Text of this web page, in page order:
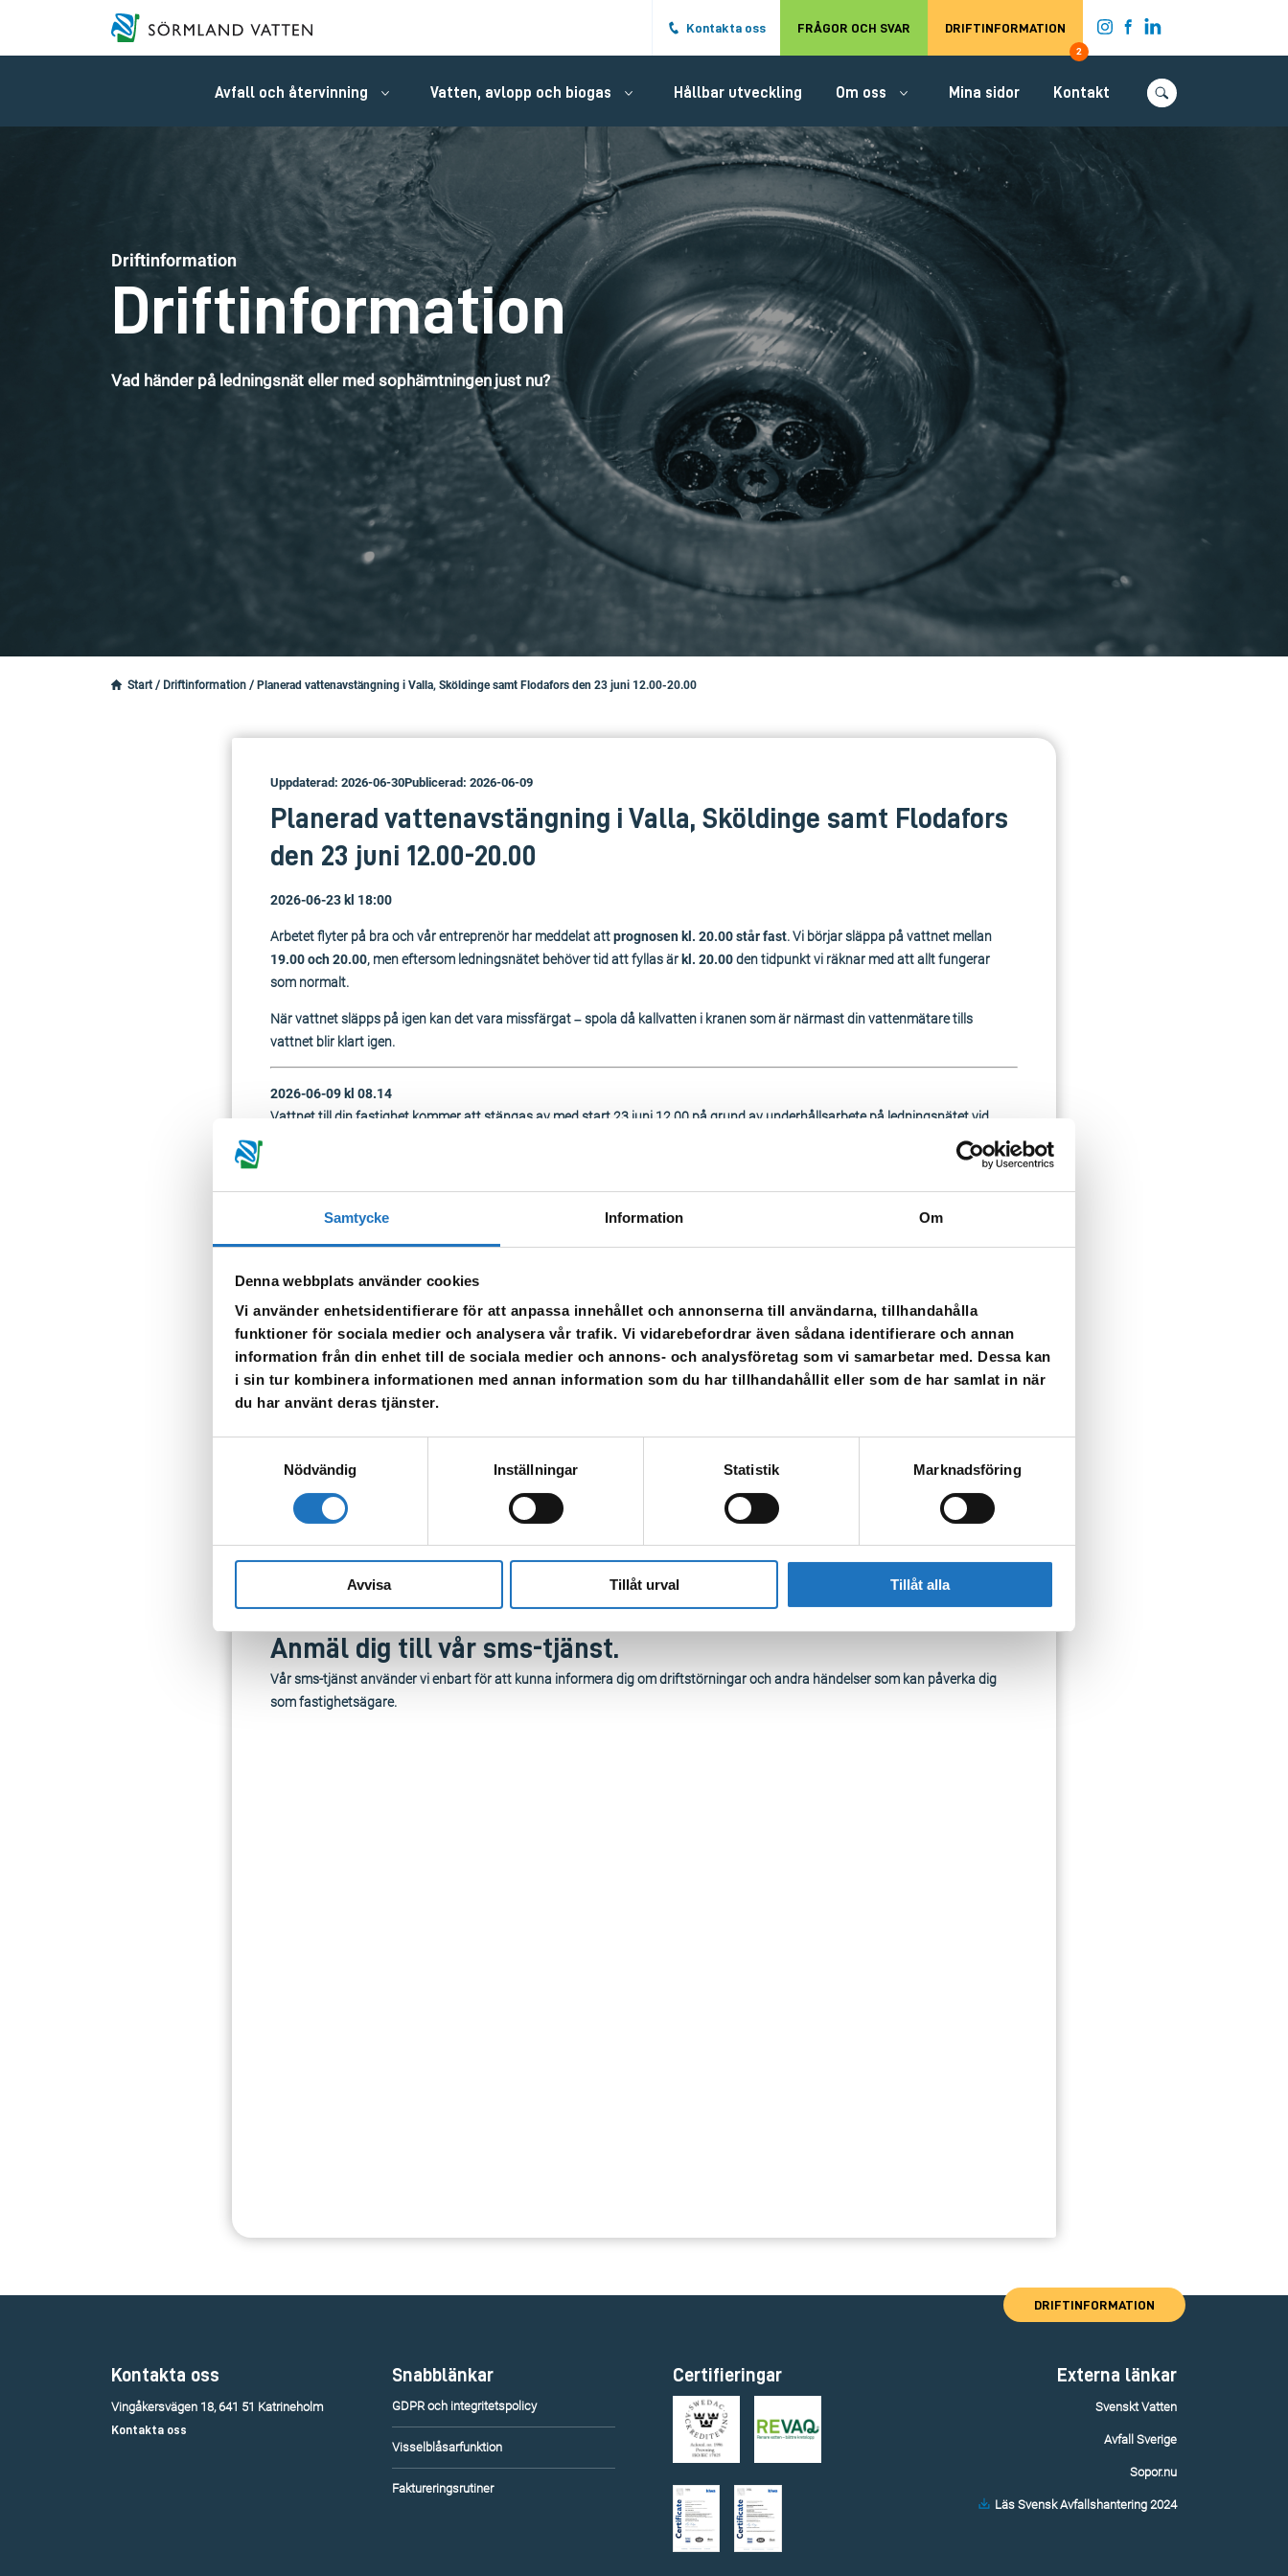
Samtycke Information Om
Denna webbplats använder cookies
Vi använder enhetsidentifierare för att anpassa innehållet och annonserna till användarna, tillhandahålla
funktioner för sociala medier och analysera vår trafik. Vi vidarebefordrar även sådana identifierare och annan
information från din enhet till de sociala medier och annons- och analysföretag som vi samarbetar med. Dessa kan
i sin tur kombinera informationen med annan information som du har tillhandahållit eller som de har samlat in när
du har använt deras tjänster.
Nödvändig
Inställningar Statistik Marknadsföring
Avvisa Tillåt urval Tillåt alla
Hoppa till det huvudsakliga innehållet.
Kontakta oss FRÅGOR OCH SVAR DRIFTINFORMATION
2
Avfall och återvinning Vatten, avlopp och biogas Hållbar utveckling Om oss Mina sidor Kontakt
Driftinformation
Driftinformation
Vad händer på ledningsnät eller med sophämtningen just nu?
Start / Driftinformation / Planerad vattenavstängning i Valla, Sköldinge samt Flodafors den 23 juni 12.00-20.00
Uppdaterad: 2026-06-30Publicerad: 2026-06-09
Planerad vattenavstängning i Valla, Sköldinge samt Flodafors
den 23 juni 12.00-20.00
2026-06-23 kl 18:00
Arbetet flyter på bra och vår entreprenör har meddelat attprognosen kl. 20.00 står fast. Vi börjar släppa på vattnet mellan
19.00 och 20.00, men eftersom ledningsnätet behöver tid att fyllas är kl. 20.00den tidpunkt vi räknar med att allt fungerar
som normalt.
När vattnet släpps på igen kan det vara missfärgat – spola då kallvatten i kranen som är närmast din vattenmätare tills
vattnet blir klart igen.
2026-06-09 kl 08.14
Vattnet till din fastighet kommer att stängas av med start 23 juni 12.00 på grund av underhållsarbete på ledningsnätet vid
Tappa upp vatten för eget behov. När vattnet släpps på igen kan det vara missfärgat – spola då kallvatten i kranen som är
närmast din vattenmätare tills vattnet blir klart igen.
Verksamheter är kontaktade samt att sms är skickat. Har du inte fått ett sms kontrollera gärna att du är ansluten till vår tjänst
TILLBAKA
Anmäl dig till vår sms-tjänst.
Vår sms-tjänst använder vi enbart för att kunna informera dig om driftstörningar och andra händelser som kan påverka dig
som fastighetsägare.
DRIFTINFORMATION
Kontakta oss
Vingåkersvägen 18, 641 51 Katrineholm
Kontakta oss
Snabblänkar
GDPR och integritetspolicy
Visselblåsarfunktion
Faktureringsrutiner
Certifieringar Externa länkar
Svenskt Vatten
Avfall Sverige
Sopor.nu
Läs Svensk Avfallshantering 2024